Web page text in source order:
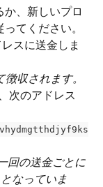
、新しいプロ
てください。
スに送金しま
収されます。
次のアドレス
回の送金ごとに
なっていま